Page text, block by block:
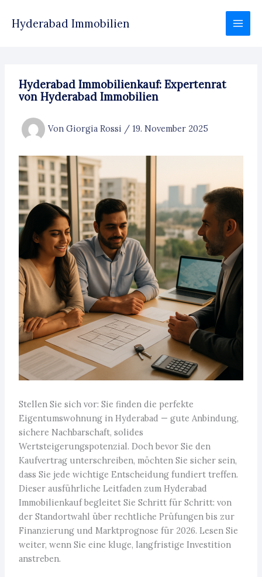
Inhalt
springen
Hyderabad Immobilien
Hyderabad Immobilienkauf: Expertenrat
von Hyderabad Immobilien
Von Giorgia Rossi / 19. November 2025
Stellen Sie sich vor: Sie finden die perfekte
Eigentumswohnung in Hyderabad — gute Anbindung,
sichere Nachbarschaft, solides
Wertsteigerungspotenzial. Doch bevor Sie den
Kaufvertrag unterschreiben, möchten Sie sicher sein,
dass Sie jede wichtige Entscheidung fundiert treffen.
Dieser ausführliche Leitfaden zum Hyderabad
Immobilienkauf begleitet Sie Schritt für Schritt: von
der Standortwahl über rechtliche Prüfungen bis zur
Finanzierung und Marktprognose für 2026. Lesen Sie
weiter, wenn Sie eine kluge, langfristige Investition
anstreben.